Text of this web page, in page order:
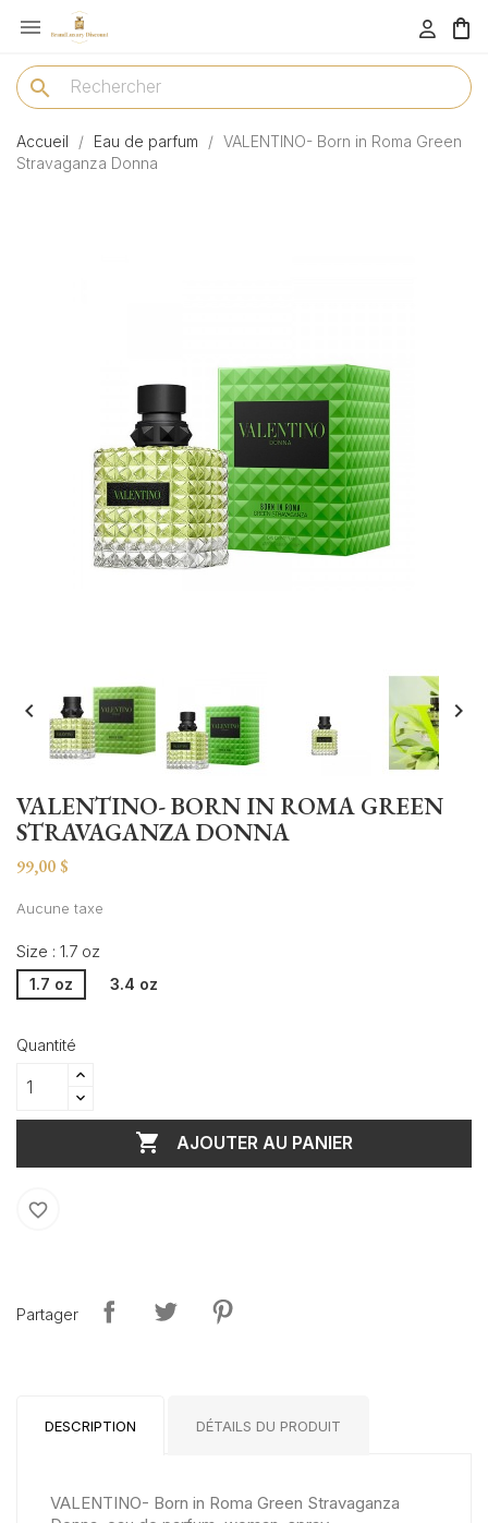
menu 
search
Accueil Eau de parfum
VALENTINO- Born in Roma Green
Stravaganza Donna
 
VALENTINO- BORN IN ROMA GREEN
STRAVAGANZA DONNA
99,00 $
Aucune taxe
Size : 1.7 oz
1.7 oz 3.4 oz
Quantité
 AJOUTER AU PANIER
favorite_border
Partager
DESCRIPTION DÉTAILS DU PRODUIT
VALENTINO- Born in Roma Green Stravaganza